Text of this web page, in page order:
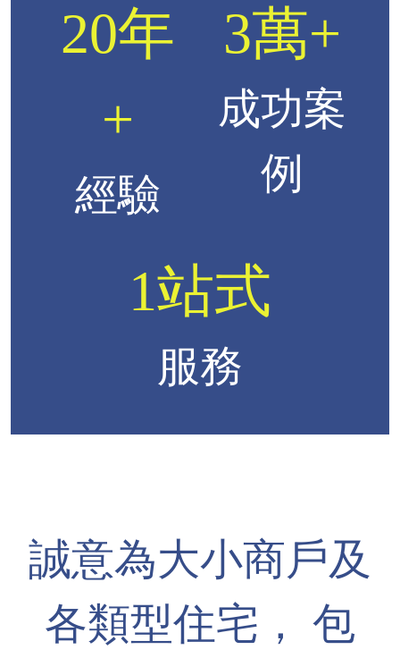
20年
+
經驗
3萬+
成功案
例
1站式
服務
誠意為大小商戶及
各類型住宅， 包